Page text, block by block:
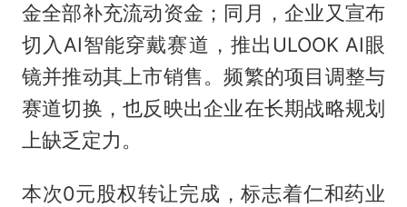
金全部补充流动资金；同月，企业又宣布
切入AI智能穿戴赛道，推出ULOOK AI眼
镜并推动其上市销售。频繁的项目调整与
赛道切换，也反映出企业在长期战略规划
上缺乏定力。
本次0元股权转让完成，标志着仁和药业